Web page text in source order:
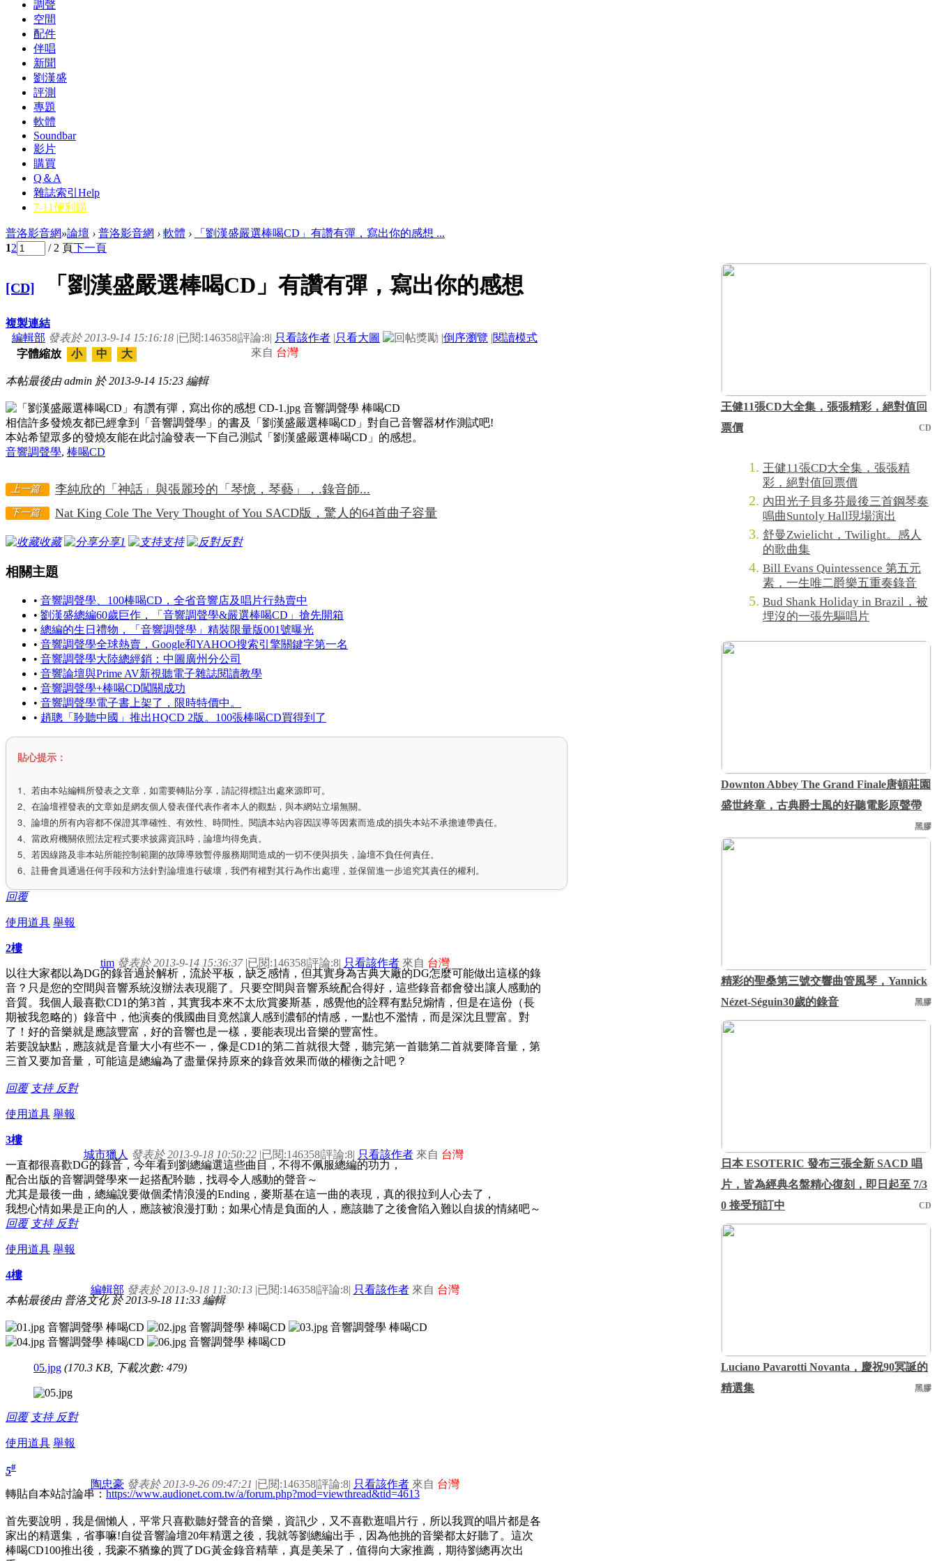
調聲
空間
配件
伴唱
新聞
劉漢盛
評測
專題
軟體
Soundbar
影片
購買
Q＆A
雜誌索引 Help
7-11便利購
普洛影音網»論壇 › 普洛影音網 › 軟體 ›
「劉漢盛嚴選棒喝CD」有讚有彈，寫出你的感想 ...
12 / 2 頁下一頁
[CD] 「劉漢盛嚴選棒喝CD」有讚有彈，寫出你的感想
複製連結
編輯部 發表於 2013-9-14 15:16:18 |已閱:146358|評論:8| 只看該作者 |只看大圖 |倒序瀏覽 |閱讀模式
來自 台灣
字體縮放 小 中 大
本帖最後由 admin 於 2013-9-14 15:23 編輯
相信許多發燒友都已經拿到「音響調聲學」的書及「劉漢盛嚴選棒喝CD」對自己音響器材作測試吧!
本站希望眾多的發燒友能在此討論發表一下自己測試「劉漢盛嚴選棒喝CD」的感想。
音響調聲學, 棒喝CD
上一篇: 李純欣的「神話」與張麗玲的「琴憶，琴藝」，.錄音師...
下一篇: Nat King Cole The Very Thought of You SACD版，驚人的64首曲子容量
收藏 分享1 支持 反對
相關主題
• 音響調聲學、100棒喝CD，全省音響店及唱片行熱賣中
• 劉漢盛總編60歲巨作，「音響調聲學&嚴選棒喝CD」搶先開箱
• 總編的生日禮物，「音響調聲學」精裝限量版001號曝光
• 音響調聲學全球熱賣，Google和YAHOO搜索引擎關鍵字第一名
• 音響調聲學大陸總經銷：中圖廣州分公司
• 音響論壇與Prime AV新視聽電子雜誌閱讀教學
• 音響調聲學+棒喝CD闖關成功
• 音響調聲學電子書上架了，限時特價中。
• 趙聰「聆聽中國」推出HQCD 2版。100張棒喝CD買得到了
貼心提示：
1、若由本站編輯所發表之文章，如需要轉貼分享，請記得標註出處來源即可。
2、在論壇裡發表的文章如是網友個人發表僅代表作者本人的觀點，與本網站立場無關。
3、論壇的所有內容都不保證其準確性、有效性、時間性。閱讀本站內容因誤導等因素而造成的損失本站不承擔連帶責任。
4、當政府機關依照法定程式要求披露資訊時，論壇均得免責。
5、若因線路及非本站所能控制範圍的故障導致暫停服務期間造成的一切不便與損失，論壇不負任何責任。
6、註冊會員通過任何手段和方法針對論壇進行破壞，我們有權對其行為作出處理，並保留進一步追究其責任的權利。
回覆
使用道具 舉報
2樓
tim 發表於 2013-9-14 15:36:37 |已閱:146358|評論:8| 只看該作者來自 台灣
以往大家都以為DG的錄音過於解析，流於平板，缺乏感情，但其實身為古典大廠的DG怎麼可能做出這樣的錄
音？只是您的空間與音響系統沒辦法表現罷了。只要空間與音響系統配合得好，這些錄音都會發出讓人感動的
音質。我個人最喜歡CD1的第3首，其實我本來不太欣賞麥斯基，感覺他的詮釋有點兒煽情，但是在這份（長
期被我忽略的）錄音中，他演奏的俄國曲目竟然讓人感到濃郁的情感，一點也不濫情，而是深沈且豐富。對
了！好的音樂就是應該豐富，好的音響也是一樣，要能表現出音樂的豐富性。
若要說缺點，應該就是音量大小有些不一，像是CD1的第二首就很大聲，聽完第一首聽第二首就要降音量，第
三首又要加音量，可能這是總編為了盡量保持原來的錄音效果而做的權衡之計吧？
回覆 支持 反對
使用道具 舉報
3樓
城市獵人 發表於 2013-9-18 10:50:22 |已閱:146358|評論:8| 只看該作者來自 台灣
一直都很喜歡DG的錄音，今年看到劉總編選這些曲目，不得不佩服總編的功力，
配合出版的音響調聲學來一起搭配耹聽，找尋令人感動的聲音～
尤其是最後一曲，總編說要做個柔情浪漫的Ending，麥斯基在這一曲的表現，真的很拉到人心去了，
我想心情如果是正向的人，應該被浪漫打動；如果心情是負面的人，應該聽了之後會陷入難以自拔的情緒吧～
回覆 支持 反對
使用道具 舉報
4樓
編輯部 發表於 2013-9-18 11:30:13 |已閱:146358|評論:8| 只看該作者來自 台灣
本帖最後由 普洛文化 於 2013-9-18 11:33 編輯
05.jpg (170.3 KB, 下載次數: 479)
回覆 支持 反對
使用道具 舉報
5#
陶忠豪 發表於 2013-9-26 09:47:21 |已閱:146358|評論:8| 只看該作者來自 台灣
轉貼自本站討論串： https://www.audionet.com.tw/a/forum.php?mod=viewthread&tid=4613
首先要說明，我是個懶人，平常只喜歡聽好聲音的音樂，資訊少，又不喜歡逛唱片行，所以我買的唱片都是各
家出的精選集，省事嘛!自從音響論壇20年精選之後，我就等劉總編出手，因為他挑的音樂都太好聽了。這次
棒喝CD100推出後，我豪不猶豫的買了DG黃金錄音精華，真是美呆了，值得向大家推薦，期待劉總再次出
王健11張CD大全集，張張精彩，絕對值回
票價
CD
王健11張CD大全集，張張精
彩，絕對值回票價
內田光子貝多芬最後三首鋼琴奏
鳴曲Suntoly Hall現場演出
舒曼Zwielicht，Twilight。感人
的歌曲集
Bill Evans Quintessence 第五元
素，一生唯二爵樂五重奏錄音
Bud Shank Holiday in Brazil，被
埋沒的一張先驅唱片
Downton Abbey The Grand Finale唐頓莊園
盛世終章，古典爵士風的好聽電影原聲帶
黑膠
精彩的聖桑第三號交響曲管風琴，Yannick
Nézet-Séguin30歲的錄音
黑膠
日本 ESOTERIC 發布三張全新 SACD 唱
片，皆為經典名盤精心復刻，即日起至 7/3
0 接受預訂中
CD
Luciano Pavarotti Novanta，慶祝90冥誕的
精選集
黑膠